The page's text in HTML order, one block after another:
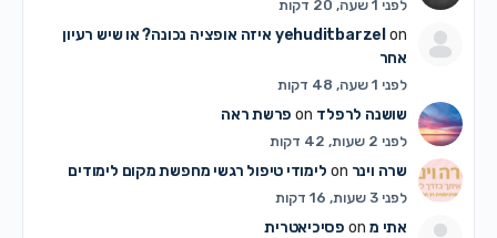
לפני 1 שעה, 20 דקות
yehuditbarzelon
איזה אופציה נכונה? או שיש רעיון
אחר
לפני 1 שעה, 48 דקות
שושנה לרפלדon פרשת ראה
לפני 2 שעות, 42 דקות
שרה וינרon לימודי טיפול רגשי מחפשת מקום לימודים
לפני 3 שעות, 16 דקות
אתי מon פסיכיאטרית